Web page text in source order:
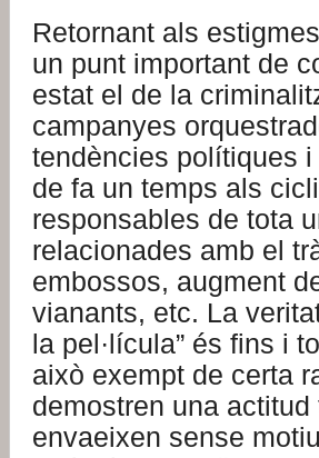
Retornant als
un punt important de
estat el de la
campanyes
tendències polítiques
de fa un temps als
responsables de tota
relacionades amb el
embossos, augment
vianants, etc. La
la pel·lícula” és fins i
això exempt de certa
demostren una
envaeixen sense